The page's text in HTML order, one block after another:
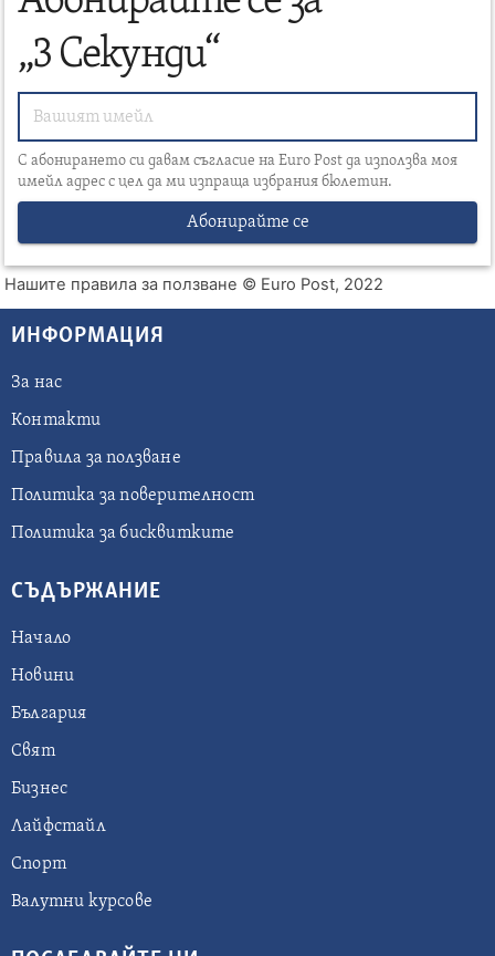
„3 Секунди“
С абонирането си давам съгласие на Euro Post да използва моя
имейл адрес с цел да ми изпраща избрания бюлетин.
Абонирайте се
Нашите правила за ползване © Euro Post, 2022
ИНФОРМАЦИЯ
За нас
Контакти
Правила за ползване
Политика за поверителност
Политика за бисквитките
СЪДЪРЖАНИЕ
Начало
Новини
България
Свят
Бизнес
Лайфстайл
Спорт
Валутни курсове